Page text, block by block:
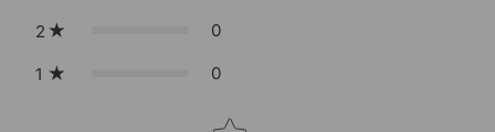
2 0
1 0
Star rating